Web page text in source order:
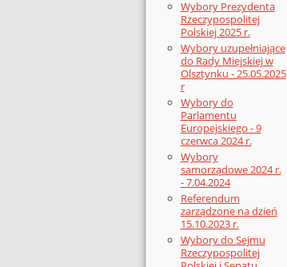
Wybory Prezydenta
Rzeczypospolitej
Polskiej 2025 r.
Wybory uzupełniające
do Rady Miejskiej w
Olsztynku - 25.05.2025
r
Wybory do
Parlamentu
Europejskiego - 9
czerwca 2024 r.
Wybory
samorządowe 2024 r.
- 7.04.2024
Referendum
zarządzone na dzień
15.10.2023 r.
Wybory do Sejmu
Rzeczypospolitej